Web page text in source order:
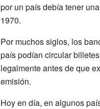
por un país debía tener
1970.
Por muchos siglos, los
país podían circular
legalmente antes de que
emisión.
Hoy en día, en algunos